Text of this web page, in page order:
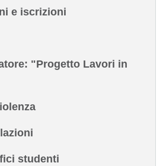
e iscrizioni
"Progetto Lavori in
studenti